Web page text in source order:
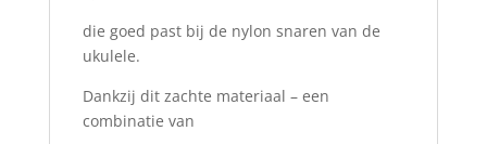
die goed past bij de nylon snaren van de
ukulele.
Dankzij dit zachte materiaal – een
combinatie van